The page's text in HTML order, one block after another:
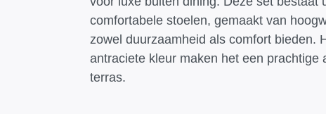
comfortabele stoelen, gemaakt van
zowel duurzaamheid als comfort bieden.
antraciete kleur maken het een prachtige
terras.